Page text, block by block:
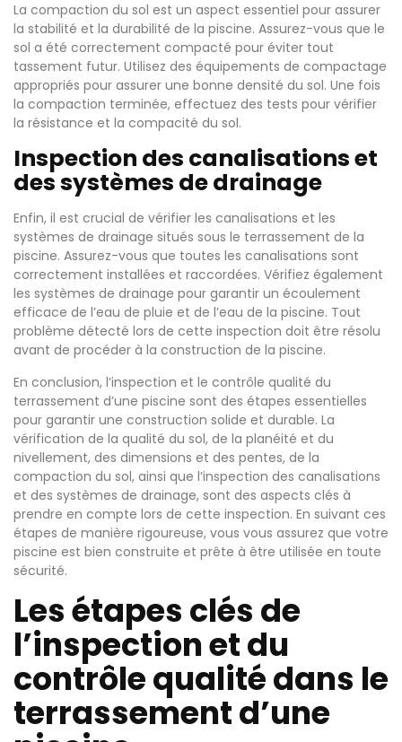
La compaction du sol est un aspect essentiel pour assurer
la stabilité et la durabilité de la piscine. Assurez-vous que le
sol a été correctement compacté pour éviter tout
tassement futur. Utilisez des équipements de compactage
appropriés pour assurer une bonne densité du sol. Une fois
la compaction terminée, effectuez des tests pour vérifier
la résistance et la compacité du sol.
Inspection des canalisations et
des systèmes de drainage
Enfin, il est crucial de vérifier les canalisations et les
systèmes de drainage situés sous le terrassement de la
piscine. Assurez-vous que toutes les canalisations sont
correctement installées et raccordées. Vérifiez également
les systèmes de drainage pour garantir un écoulement
efficace de l’eau de pluie et de l’eau de la piscine. Tout
problème détecté lors de cette inspection doit être résolu
avant de procéder à la construction de la piscine.
En conclusion, l’inspection et le contrôle qualité du
terrassement d’une piscine sont des étapes essentielles
pour garantir une construction solide et durable. La
vérification de la qualité du sol, de la planéité et du
nivellement, des dimensions et des pentes, de la
compaction du sol, ainsi que l’inspection des canalisations
et des systèmes de drainage, sont des aspects clés à
prendre en compte lors de cette inspection. En suivant ces
étapes de manière rigoureuse, vous vous assurez que votre
piscine est bien construite et prête à être utilisée en toute
sécurité.
Les étapes clés de
l’inspection et du
contrôle qualité dans le
terrassement d’une